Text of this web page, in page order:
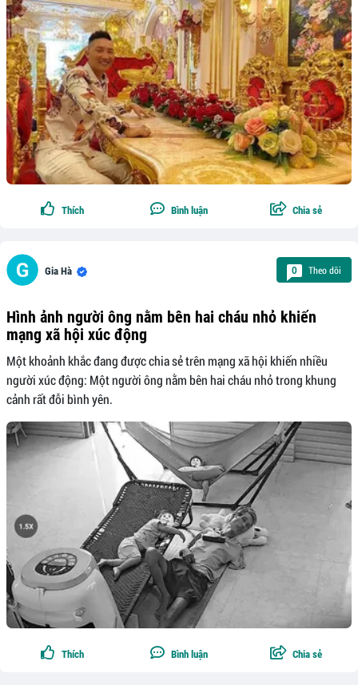
Thích Bình luận Chia sẻ
Gia Hà 0 Theo dõi
Hình ảnh người ông nằm bên hai cháu nhỏ khiến
mạng xã hội xúc động
Một khoảnh khắc đang được chia sẻ trên mạng xã hội khiến nhiều
người xúc động: Một người ông nằm bên hai cháu nhỏ trong khung
cảnh rất đỗi bình yên.
Thích Bình luận Chia sẻ